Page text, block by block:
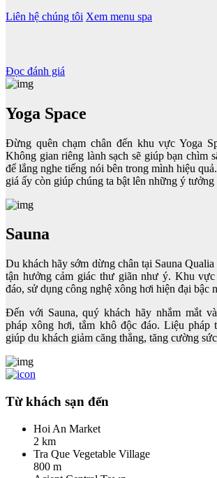
Liên hệ chúng tôi Xem menu spa
Đọc đánh giá
Yoga Space
Đừng quên chạm chân đến khu vực Yoga
Không gian riêng lành sạch sẽ giúp bạn chìm
để lắng nghe tiếng nói bên trong mình hiệu
giá ấy còn giúp chúng ta bật lên những ý tưởng
Sauna
Du khách hãy sớm dừng chân tại Sauna
tận hưởng cảm giác thư giãn như ý. Khu
đáo, sử dụng công nghệ xông hơi hiện đại bậc
Đến với Sauna, quý khách hãy nhắm mắt
pháp xông hơi, tắm khô độc đáo. Liệu pháp
giúp du khách giảm căng thẳng, tăng cường
Từ khách sạn đến
Hoi An Market
2 km
Tra Que Vegetable Village
800 m